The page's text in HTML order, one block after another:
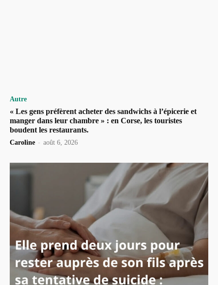
Autre
« Les gens préfèrent acheter des sandwichs à l’épicerie et
manger dans leur chambre » : en Corse, les touristes
boudent les restaurants.
Caroline - août 6, 2026